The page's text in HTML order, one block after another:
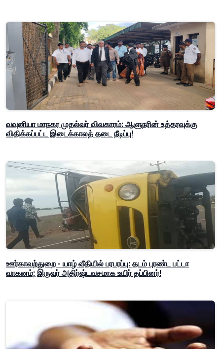
வவுனியா மாநகர முதல்வர் விவகாரம்: ஆளுநரின் உத்தரவுக்கு
விதிக்கப்பட்ட இடைக்காலத் தடை நீடிப்பு!
ஊர்காவற்துறை - யாழ் வீதியில் பரபரப்பு: தடம் புரண்ட பட்டா
வாகனம்; இருவர் அதிர்ஷ்டவசமாக உயிர் தப்பினர்!